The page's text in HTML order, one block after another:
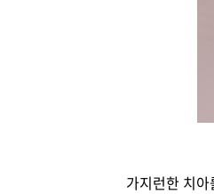
가지런한 치